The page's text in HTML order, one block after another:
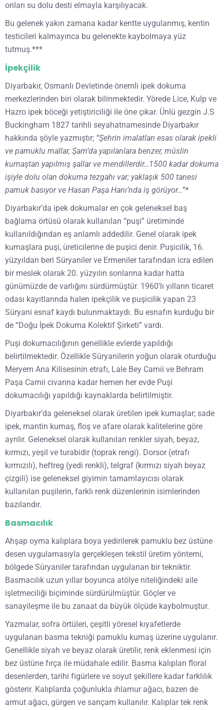
onları su dolu desti elmayla karşılıyacak.
Bu gelenek yakın zamana kadar kentte uygulanmış, kentin
testicileri kalmayınca bu gelenekte kaybolmaya yüz
tutmuş.***
İpekçilik
Diyarbakır, Osmanlı Devletinde önemli ipek dokuma
merkezlerinden biri olarak bilinmektedir. Yörede Lice, Kulp ve
Hazro ipek böceği yetiştiriciliği ile öne çıkar. Ünlü gezgin J.S
Buckingham 1827 tarihli seyahatnamesinde Diyarbakır
hakkında şöyle yazmıştır; “Şehrin imalatları esas olarak ipekli
ve pamuklu mallar, Şam’da yapılanlara benzer, müslin
kumaştan yapılmış şallar ve mendillerdir…1500 kadar dokuma
işiyle dolu olan dokuma tezgahı var; yaklaşık 500 tanesi
pamuk basıyor ve Hasan Paşa Hanı’nda iş görüyor…”*
Diyarbakır’da ipek dokumalar en çok geleneksel baş
bağlama örtüsü olarak kullanılan “puşi” üretiminde
kullanıldığından eş anlamlı addedilir. Genel olarak ipek
kumaşlara puşi, üreticilerine de puşici denir. Puşicilik, 16.
yüzyıldan beri Süryaniler ve Ermeniler tarafından icra edilen
bir meslek olarak 20. yüzyılın sonlarına kadar hatta
günümüzde de varlığını sürdürmüştür. 1960’lı yılların ticaret
odası kayıtlarında halen ipekçilik ve puşicilik yapan 23
Süryani esnaf kaydı bulunmaktaydı. Bu esnafın kurduğu bir
de “Doğu İpek Dokuma Kolektif Şirketi” vardı.
Puşi dokumacılığının genellikle evlerde yapıldığı
belirtilmektedir. Özellikle Süryanilerin yoğun olarak oturduğu
Meryem Ana Kilisesinin etrafı, Lale Bey Camii ve Behram
Paşa Camii civarına kadar hemen her evde Puşi
dokumacılığı yapıldığı kaynaklarda belirtilmiştir.
Diyarbakır’da geleneksel olarak üretilen ipek kumaşlar; sade
ipek, mantin kumaş, floş ve afare olarak kalitelerine göre
ayrılır. Geleneksel olarak kullanılan renkler siyah, beyaz,
kırmızı, yeşil ve turabidir (toprak rengi). Dorsor (etrafı
kırmızılı), heftreg (yedi renkli), telgraf (kırmızı siyah beyaz
çizgili) ise geleneksel giyimin tamamlayıcısı olarak
kullanılan puşilerin, farklı renk düzenlerinin isimlerinden
bazılarıdır.
Basmacılık
Ahşap oyma kalıplara boya yedirilerek pamuklu bez üstüne
desen uygulamasıyla gerçekleşen tekstil üretim yöntemi,
bölgede Süryaniler tarafından uygulanan bir tekniktir.
Basmacılık uzun yıllar boyunca atölye niteliğindeki aile
işletmeciliği biçiminde sürdürülmüştür. Göçler ve
sanayileşme ile bu zanaat da büyük ölçüde kaybolmuştur.
Yazmalar, sofra örtüleri, çeşitli yöresel kıyafetlerde
uygulanan basma tekniği pamuklu kumaş üzerine uygulanır.
Genellikle siyah ve beyaz olarak üretilir, renk eklenmesi için
bez üstüne fırça ile müdahale edilir. Basma kalıpları floral
desenlerden, tarihi figürlere ve soyut şekillere kadar farklılık
gösterir. Kalıplarda çoğunlukla ıhlamur ağacı, bazen de
armut ağacı, gürgen ve sarıçam kullanılır. Kalıplar tek renk